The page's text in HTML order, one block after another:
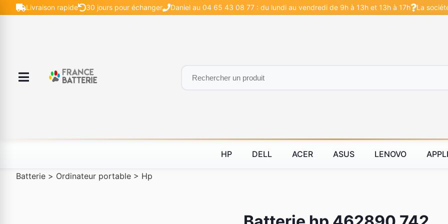
Livraison rapide 30 jours pour échanger Daniel au 04 65 43 08 77 : du lundi au vendredi de 9h à 13h et 13h à 17h La
HP DELL ACER ASUS LENOVO
Batterie > Ordinateur portable > Hp